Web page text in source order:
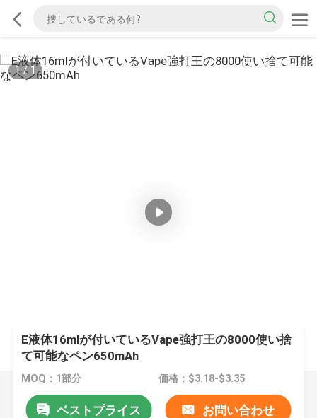
1/1
E液体16mlが付いているVape強打王の8000使い捨
て可能なペン650mAh
MOQ：1部分 価格：$3.18-$3.35
ベストプライス お問い合わせ